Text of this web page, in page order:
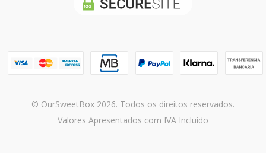
© OurSweetBox 2026. Todos os direitos reservados.
Valores Apresentados com IVA Incluído